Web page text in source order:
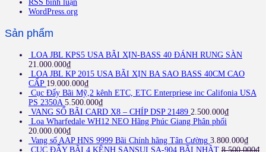
RSS bình luận
WordPress.org
Sản phẩm
LOA JBL KPS5 USA BÃI XỊN-BASS 40 ĐÁNH RUNG SÀN
21.000.000₫
LOA JBL KP 2015 USA BÃI XỊN BA SAO BASS 40CM CAO
CẤP 19.000.000₫
Cục Đẩy Bãi Mỹ,2 kênh ETC, ETC Enterpriese inc Califonia USA
PS 2350A 5.500.000₫
VANG SỐ BÃI CARD X8 – CHÍP DSP 21489 2.500.000₫
Loa Wharfedale WH12 NEO Hãng Phúc Giang Phân phối
20.000.000₫
Vang số AAP HNS 9999 Bãi Chính hãng Tân Cường 3.800.000₫
CỤC ĐẨY BÃI 4 KÊNH SANSUI SA-904 BÃI NHẬT 8.500.000₫